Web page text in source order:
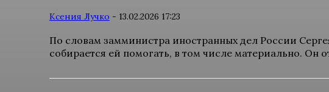
Ксения Лучко - 13.02.2026 17:23
По словам замминистра иностранных дел России
собирается ей помогать, в том числе материально. Он